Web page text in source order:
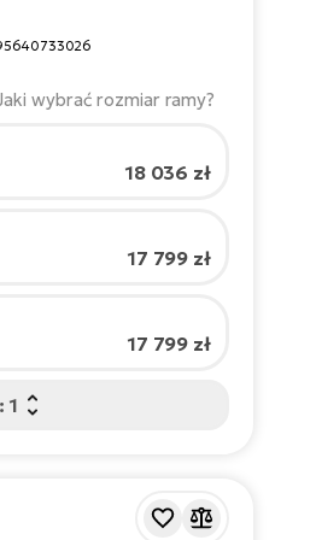
wybrać rozmiar ramy?
18 036 zł
17 799 zł
17 799 zł
1